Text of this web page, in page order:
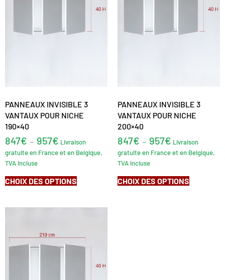
PANNEAUX INVISIBLE 3
VANTAUX POUR NICHE
190×40
847€ – 957€ Livraison
gratuite en France et en Belgique,
TVA incluse
CHOIX DES OPTIONS
PANNEAUX INVISIBLE 3
VANTAUX POUR NICHE
200×40
847€ – 957€ Livraison
gratuite en France et en Belgique,
TVA incluse
CHOIX DES OPTIONS